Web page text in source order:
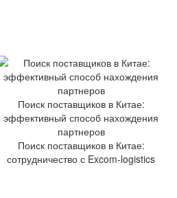
Поиск поставщиков в Китае:
эффективный способ нахождения
партнеров
Поиск поставщиков в Китае:
сотрудничество с Excom-logistics